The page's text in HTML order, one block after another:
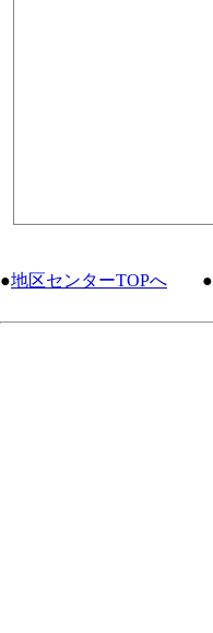
●地区センターTOPへ ●